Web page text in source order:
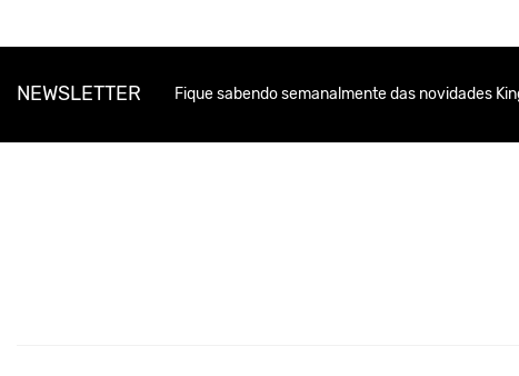
NEWSLETTER Fique sabendo semanalmente das novidades